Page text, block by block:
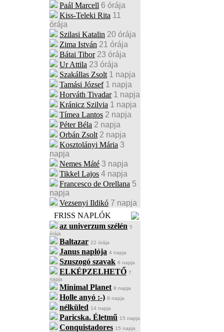
Paál Marcell 6 órája
Kiss-Teleki Rita 11
órája
Szilasi Katalin 20 órája
Zima István 21 órája
Bátai Tibor 23 órája
Ur Attila 23 órája
Szakállas Zsolt 1 napja
Tamási József 1 napja
Horváth Tivadar 1 napja
Kránicz Szilvia 1 napja
Tímea Lantos 2 napja
Péter Béla 2 napja
Orbán Zsolt 2 napja
Kosztolányi Mária 3
napja
Nemes Máté 3 napja
Tikkel Lajos 4 napja
Francesco de Orellana 5
napja
Vezsenyi Ildikó 7 napja
FRISS NAPLÓK
az univerzum szélén 5
órája
Baltazar 22 órája
Janus naplója 4 napja
Szuszogó szavak 6 napja
ELKÉPZELHETŐ 7
napja
Minimal Planet 8 napja
Holle anyó :-) 8 napja
nélküled 14 napja
Paricska. Életmű 15 napja
Conquistadores 15 napja